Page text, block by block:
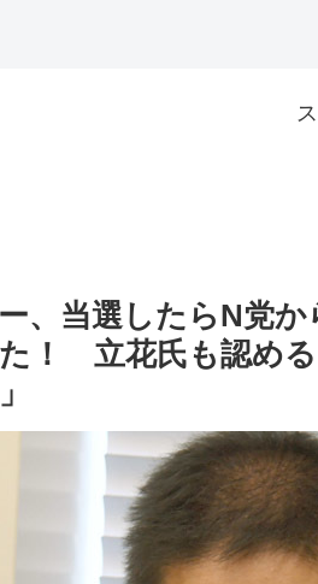
ご令嬢と召使いの禁断の恋…1日だ
、当選したらN党
！ 立花氏も認め